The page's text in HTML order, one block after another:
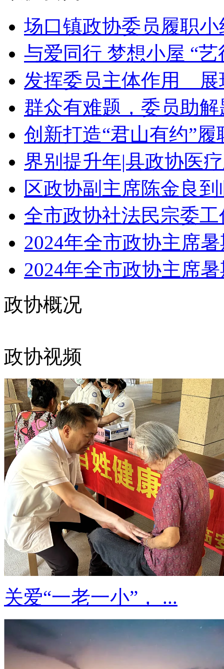
场口镇政协委员履职
与爱同行 梦想小屋 “艺
发挥委员主体作用
群众有难题，委员助
创新打造“君山有约”
界别提升年|县政协医
区政协副主席陈金良
全市政协社法民宗委
2024年全市政协主席
2024年全市政协主席
政协概况
政协视频
关爱“一老一小”， ...